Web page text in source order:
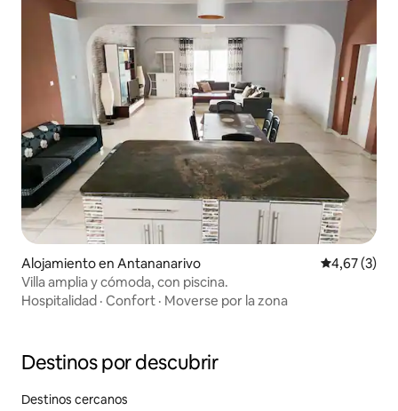
Alojamiento en Antananarivo Calificación
4,67 (3)
Villa amplia y cómoda, con piscina.
Hospitalidad · Confort · Moverse por la zona
Destinos por descubrir
Destinos cercanos